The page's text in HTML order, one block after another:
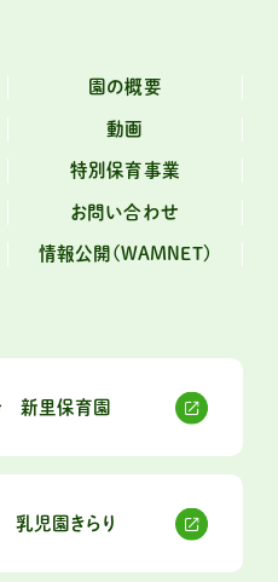
園の概要
動画
特別保育事業
お問い合わせ
情報公開(WAMNET)
新里保育園
児園きらり